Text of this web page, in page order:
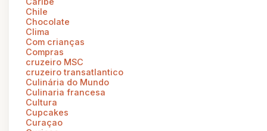
Chile
Chocolate
Clima
Com crianças
Compras
cruzeiro MSC
cruzeiro transatlantico
Culinária do Mundo
Culinaria francesa
Cultura
Cupcakes
Curaçao